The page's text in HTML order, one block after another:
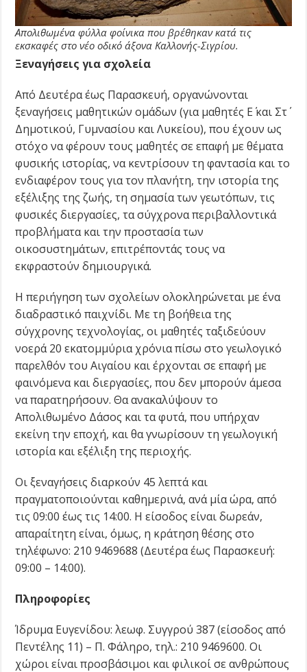
Απολιθωμένα φύλλα φοίνικα που βρέθηκαν κατά τις
εκσκαφές στο νέο οδικό άξονα Καλλονής-Σιγρίου.
Ξεναγήσεις για σχολεία
Από Δευτέρα έως Παρασκευή, οργανώνονται
ξεναγήσεις μαθητικών ομάδων (για μαθητές Ε΄ και Στ΄
Δημοτικού, Γυμνασίου και Λυκείου), που έχουν ως
στόχο να φέρουν τους μαθητές σε επαφή με θέματα
φυσικής ιστορίας, να κεντρίσουν τη φαντασία και το
ενδιαφέρον τους για τον πλανήτη, την ιστορία της
εξέλιξης της ζωής, τη σημασία των γεωτόπων, τις
φυσικές διεργασίες, τα σύγχρονα περιβαλλοντικά
προβλήματα και την προστασία των
οικοσυστημάτων, επιτρέποντάς τους να
εκφραστούν δημιουργικά.
Η περιήγηση των σχολείων ολοκληρώνεται με ένα
διαδραστικό παιχνίδι. Με τη βοήθεια της
σύγχρονης τεχνολογίας, οι μαθητές ταξιδεύουν
νοερά 20 εκατομμύρια χρόνια πίσω στο γεωλογικό
παρελθόν του Αιγαίου και έρχονται σε επαφή με
φαινόμενα και διεργασίες, που δεν μπορούν άμεσα
να παρατηρήσουν. Θα ανακαλύψουν το
Απολιθωμένο Δάσος και τα φυτά, που υπήρχαν
εκείνη την εποχή, και θα γνωρίσουν τη γεωλογική
ιστορία και εξέλιξη της περιοχής.
Οι ξεναγήσεις διαρκούν 45 λεπτά και
πραγματοποιούνται καθημερινά, ανά μία ώρα, από
τις 09:00 έως τις 14:00. Η είσοδος είναι δωρεάν,
απαραίτητη είναι, όμως, η κράτηση θέσης στο
τηλέφωνο: 210 9469688 (Δευτέρα έως Παρασκευή:
09:00 – 14:00).
Πληροφορίες
Ίδρυμα Ευγενίδου: λεωφ. Συγγρού 387 (είσοδος από
Πεντέλης 11) – Π. Φάληρο, τηλ.: 210 9469600. Οι
χώροι είναι προσβάσιμοι και φιλικοί σε ανθρώπους